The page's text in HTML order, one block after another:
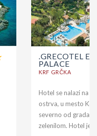
.GRECOTEL
PALACE
KRF GRČKA
Hotel se nalazi na
ostrva, u mesto
severno od grada
zelenilom. Hotel je